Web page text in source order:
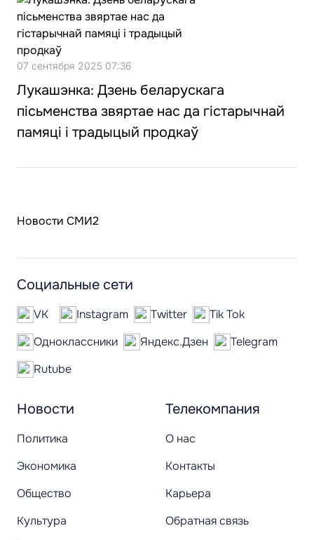
07 сентября 2025 07:36
Лукашэнка: Дзень беларускага
пісьменства звяртае нас да гістарычнай
памяці і традыцый продкаў
Новости СМИ2
Новости
Политика
Экономика
Общество
Культура
Телекомпания
О нас
Контакты
Карьера
Обратная связь
Социальные сети
VK Instagram Twitter
Tik Tok
Одноклассники
Яндекс.Дзен
Telegram
Rutube